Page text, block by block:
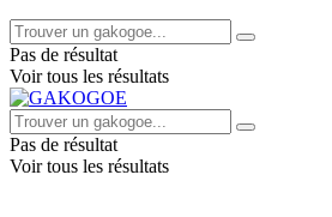
Pas de résultat
Voir tous les résultats
Pas de résultat
Voir tous les résultats